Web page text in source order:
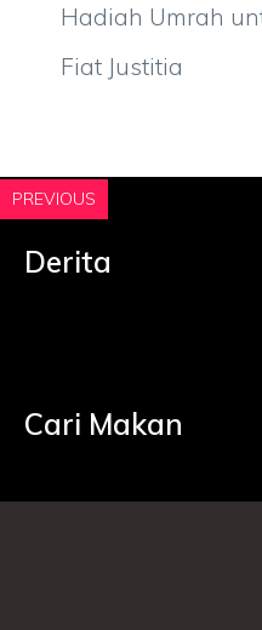
Hadiah Umrah
Fiat Justitia
PREVIOUS
Derita
Cari Makan